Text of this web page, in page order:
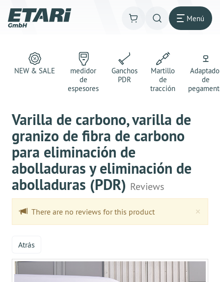
Menú
NEW & SALE
medidor
de
espesores
Ganchos
PDR
Martillo
de
tracción
de
Varilla de carbono, varilla de
granizo de fibra de carbono
para eliminación de
abolladuras y eliminación de
abolladuras (PDR) Reviews
×
There are no reviews for this product
Atrás